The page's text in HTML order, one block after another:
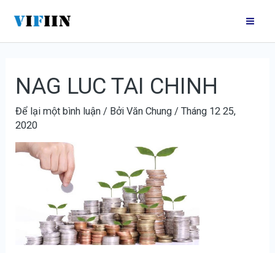
nội
NAG LUC TAI CHINH
Để lại một bình luận / BởiVăn Chung /Tháng 12 25,
2020
hướng
bài